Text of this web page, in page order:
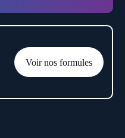
Voir nos formules